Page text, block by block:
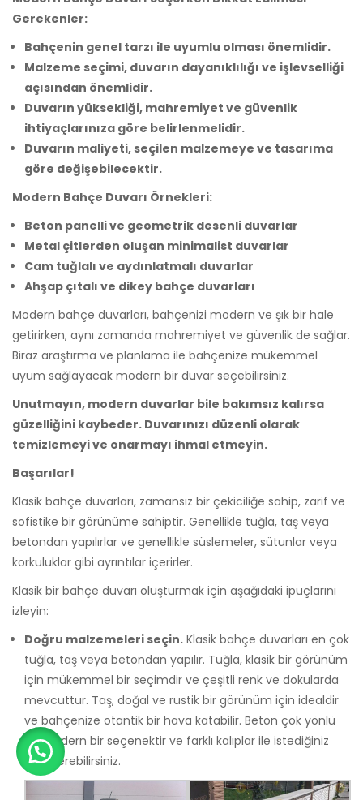
Gerekenler:
Bahçenin genel tarzı ile uyumlu olması önemlidir.
Malzeme seçimi, duvarın dayanıklılığı ve işlevselliği
açısından önemlidir.
Duvarın yüksekliği, mahremiyet ve güvenlik
ihtiyaçlarınıza göre belirlenmelidir.
Duvarın maliyeti, seçilen malzemeye ve tasarıma
göre değişebilecektir.
Modern Bahçe Duvarı Örnekleri:
Beton panelli ve geometrik desenli duvarlar
Metal çitlerden oluşan minimalist duvarlar
Cam tuğlalı ve aydınlatmalı duvarlar
Ahşap çıtalı ve dikey bahçe duvarları
Modern bahçe duvarları, bahçenizi modern ve şık bir hale
getirirken, aynı zamanda mahremiyet ve güvenlik de sağlar.
Biraz araştırma ve planlama ile bahçenize mükemmel
uyum sağlayacak modern bir duvar seçebilirsiniz.
Unutmayın, modern duvarlar bile bakımsız kalırsa
güzelliğini kaybeder. Duvarınızı düzenli olarak
temizlemeyi ve onarmayı ihmal etmeyin.
Başarılar!
Klasik bahçe duvarları, zamansız bir çekiciliğe sahip, zarif ve
sofistike bir görünüme sahiptir. Genellikle tuğla, taş veya
betondan yapılırlar ve genellikle süslemeler, sütunlar veya
korkuluklar gibi ayrıntılar içerirler.
Klasik bir bahçe duvarı oluşturmak için aşağıdaki ipuçlarını
izleyin:
Doğru malzemeleri seçin. Klasik bahçe duvarları en çok
tuğla, taş veya betondan yapılır. Tuğla, klasik bir görünüm
için mükemmel bir seçimdir ve çeşitli renk ve dokularda
mevcuttur. Taş, doğal ve rustik bir görünüm için idealdir
ve bahçenize otantik bir hava katabilir. Beton çok yönlü
ve modern bir seçenektir ve farklı kalıplar ile istediğiniz
şekli verebilirsiniz.